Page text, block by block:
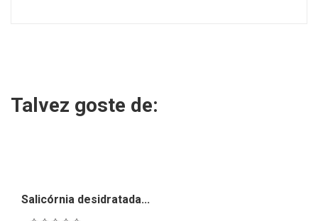
Talvez goste de:
Salicórnia desidratada...